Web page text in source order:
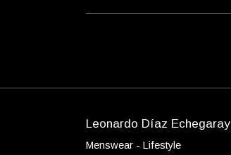
Leonardo Díaz Echegaray
Menswear - Lifestyle